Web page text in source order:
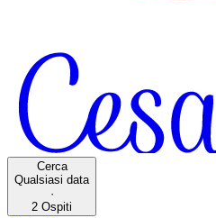
Cerca
Qualsiasi data
·
2 Ospiti